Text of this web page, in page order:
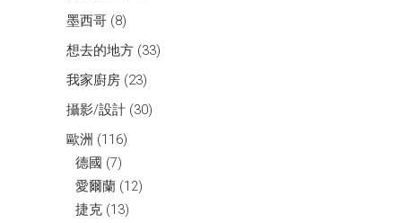
墨西哥 (8)
想去的地方 (33)
我家廚房 (23)
攝影/設計 (30)
歐洲 (116)
德國 (7)
愛爾蘭 (12)
捷克 (13)